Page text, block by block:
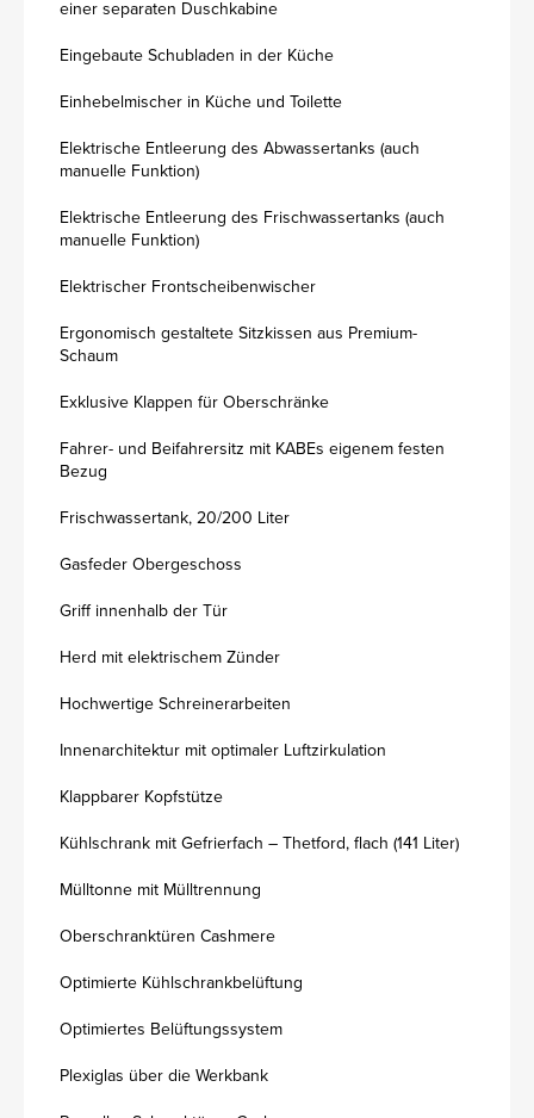
einer separaten Duschkabine
Eingebaute Schubladen in der Küche
Einhebelmischer in Küche und Toilette
Elektrische Entleerung des Abwassertanks (auch
manuelle Funktion)
Elektrische Entleerung des Frischwassertanks (auch
manuelle Funktion)
Elektrischer Frontscheibenwischer
Ergonomisch gestaltete Sitzkissen aus Premium-
Schaum
Exklusive Klappen für Oberschränke
Fahrer- und Beifahrersitz mit KABEs eigenem festen
Bezug
Frischwassertank, 20/200 Liter
Gasfeder Obergeschoss
Griff innenhalb der Tür
Herd mit elektrischem Zünder
Hochwertige Schreinerarbeiten
Innenarchitektur mit optimaler Luftzirkulation
Klappbarer Kopfstütze
Kühlschrank mit Gefrierfach – Thetford, flach (141 Liter)
Mülltonne mit Mülltrennung
Oberschranktüren Cashmere
Optimierte Kühlschrankbelüftung
Optimiertes Belüftungssystem
Plexiglas über die Werkbank